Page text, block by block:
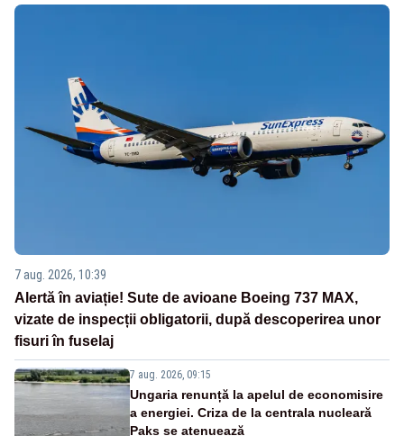
7 aug. 2026, 10:39
Alertă în aviație! Sute de avioane Boeing 737 MAX,
vizate de inspecții obligatorii, după descoperirea unor
fisuri în fuselaj
7 aug. 2026, 09:15
Ungaria renunță la apelul de economisire
a energiei. Criza de la centrala nucleară
Paks se atenuează